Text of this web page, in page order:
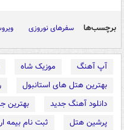
برچسب‌ها سفرهای نوروزی
آپ آهنگ موزیک شاه
بهترین هتل های استانبول
دانلود آهنگ جدید
بهترین
پرشین هتل
ثبت نام بیمه